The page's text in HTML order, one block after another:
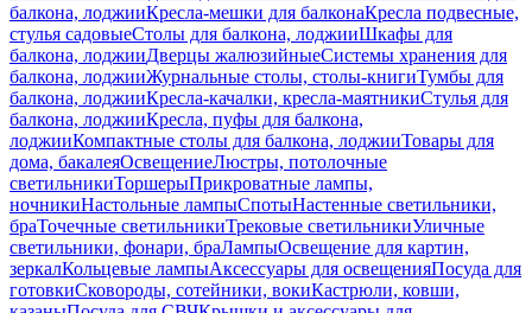
балкона, лоджииКресла-мешки для балконаКресла подвесные,
стулья садовыеСтолы для балкона, лоджииШкафы для
балкона, лоджииДверцы жалюзийныеСистемы хранения для
балкона, лоджииЖурнальные столы, столы-книгиТумбы для
балкона, лоджииКресла-качалки, кресла-маятникиСтулья для
балкона, лоджииКресла, пуфы для балкона,
лоджииКомпактные столы для балкона, лоджииТовары для
дома, бакалеяОсвещениеЛюстры, потолочные
светильникиТоршерыПрикроватные лампы,
ночникиНастольные лампыСпотыНастенные светильники,
браТочечные светильникиТрековые светильникиУличные
светильники, фонари, браЛампыОсвещение для картин,
зеркалКольцевые лампыАксессуары для освещенияПосуда для
готовкиСковороды, сотейники, вокиКастрюли, ковши,